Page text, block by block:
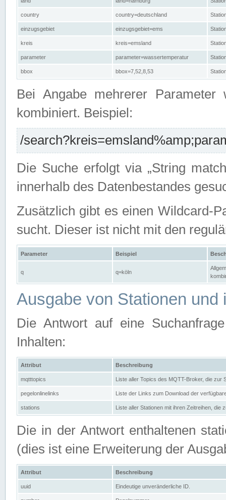
country country=deutschland
einzugsgebiet einzugsgebiet=ems
kreis kreis=emsland
parameter parameter=wassertemperatur
bbox bbox=7,52,8,53
Bei Angabe mehrerer Parameter
kombiniert. Beispiel:
/
Die Suche erfolgt via „String
innerhalb des Datenbestandes
Zusätzlich gibt es einen Wildcard-
sucht. Dieser ist nicht mit den
Parameter Beispiel
q q=köln
Ausgabe von Stationen und
Die Antwort auf eine
Inhalten:
Attribut Beschreibung
mqtttopics Liste aller Topics des MQTT-Broker, die zur
pegelonlinelinks Liste der Links zum Download der
stations Liste aller Stationen mit ihren Zeitreihen, die
Die in der Antwort enthaltenen
(dies ist eine Erweiterung der
Attribut Beschreibung
uuid Eindeutige unveränderliche ID.